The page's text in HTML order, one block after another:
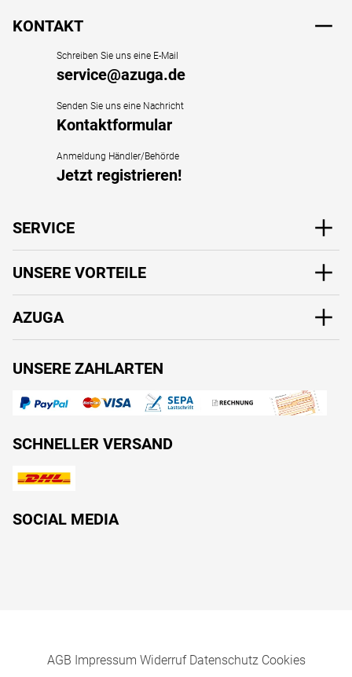
KONTAKT
Schreiben Sie uns eine E-Mail
service@azuga.de
Senden Sie uns eine Nachricht
Kontaktformular
Anmeldung Händler/Behörde
Jetzt registrieren!
SERVICE
UNSERE VORTEILE
AZUGA
UNSERE ZAHLARTEN
SCHNELLER VERSAND
SOCIAL MEDIA
AGB Impressum Widerruf Datenschutz Cookies